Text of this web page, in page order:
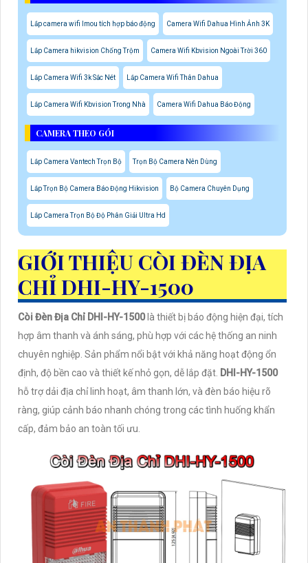
Lắp camera wifi Imou tích hợp báo động Camera Wifi Dahua Hình Ảnh 3K
Lắp Camera hikvision Chống Trộm Camera Wifi Kbvision Ngoài Trời 360
Lắp Camera Wifi 3k Sắc Nét Lắp Camera Wifi Thân Dahua
Lắp Camera Wifi Kbvision Trong Nhà Camera Wifi Dahua Báo Động
CAMERA THEO GÓI
Lắp Camera Vantech Trọn Bộ Trọn Bộ Camera Nên Dùng
Lắp Trọn Bộ Camera Báo Động Hikvision Bộ Camera Chuyên Dụng
Lắp Camera Trọn Bộ Độ Phân Giải Ultra Hd
GIỚI THIỆU CÒI ĐÈN ĐỊA
CHỈ DHI-HY-1500
Còi Đèn Địa Chỉ DHI-HY-1500là thiết bị báo động hiện đại, tích
hợp âm thanh và ánh sáng, phù hợp với các hệ thống an ninh
chuyên nghiệp. Sản phẩm nổi bật với khả năng hoạt động ổn
định, độ bền cao và thiết kế nhỏ gọn, dễ lắp đặt. DHI-HY-1500
hỗ trợ dải địa chỉ linh hoạt, âm thanh lớn, và đèn báo hiệu rõ
ràng, giúp cảnh báo nhanh chóng trong các tình huống khẩn
cấp, đảm bảo an toàn tối ưu.